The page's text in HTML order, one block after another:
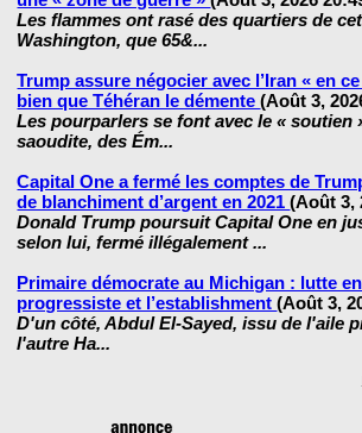
Les flammes ont rasé des quartiers de
Washington, que 65&...
Trump assure négocier avec l’Iran « en
bien que Téhéran le démente(Août 3,
Les pourparlers se font avec le « soutien
saoudite, des Ém...
Capital One a fermé les comptes de
de blanchiment d’argent en 2021(Août 3,
Donald Trump poursuit Capital One en
selon lui, fermé illégalement ...
Primaire démocrate au Michigan : lutte
progressiste et l’establishment(Août 3,
D'un côté, Abdul El-Sayed, issu de l'aile
l'autre Ha...